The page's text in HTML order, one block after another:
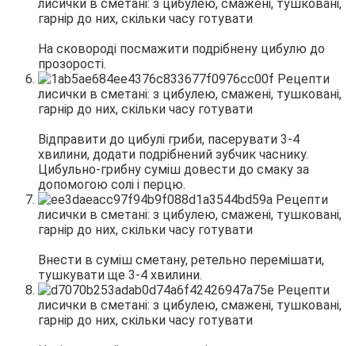
На сковороді посмажити подрібнену цибулю до
прозорості.
Відправити до цибулі гриби, пасерувати 3-4
хвилини, додати подрібнений зубчик часнику.
Цибульно-грибну суміш довести до смаку за
допомогою солі і перцю.
Внести в суміш сметану, ретельно перемішати,
тушкувати ще 3-4 хвилини.